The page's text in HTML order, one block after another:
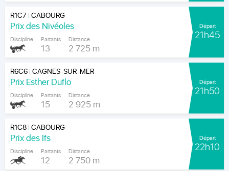
R1C7 |CABOURG
Prix des Nivéoles
Discipline Partants
13
Distance
2 725 m
Départ
21h45
R6C6|CAGNES-SUR-MER
Prix Esther Duflo
Discipline Partants
15
Distance
2 925 m
Départ
21h50
R1C8|CABOURG
Prix des Ifs
Discipline Partants
12
Distance
2 750 m
Départ
22h10